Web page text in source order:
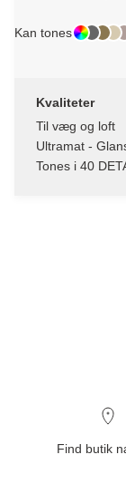
Kan tones
Kvaliteter
Til væg og loft
Ultramat -
Tones i 40
Find butik